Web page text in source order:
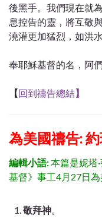
後黑手。我們現在就
息控告的靈，將互敬
澆灌更加猛烈，如洪
奉耶穌基督的名，阿
【回到禱告總結】
為美國禱告:
編輯小語:本篇是妮塔
基督》事工4月27日為
敬拜神